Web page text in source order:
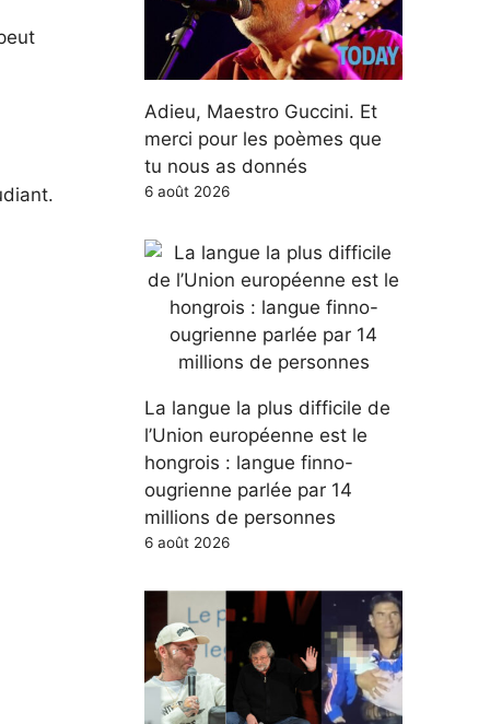
Adieu, Maestro Guccini. Et
merci pour les poèmes que
tu nous as donnés
6 août 2026
La langue la plus difficile de
l’Union européenne est le
hongrois : langue finno-
ougrienne parlée par 14
millions de personnes
6 août 2026